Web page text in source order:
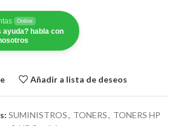
Online
ayuda? habla con
Añadir a lista de deseos
SUMINISTROS, TONERS, TONERS HP